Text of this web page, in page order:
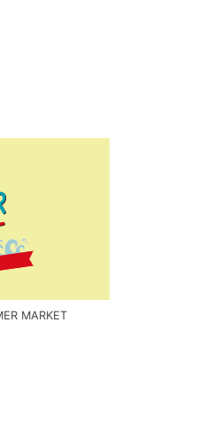
MARKET